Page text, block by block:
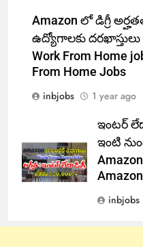
Amazon లో డిగ్రీ
ఉద్యోగాలకు దరఖాస్తులు
Work From Home
From Home Jobs
inbjobs
1 year ago
ఇంటర్
ఇంటి
inbjobs